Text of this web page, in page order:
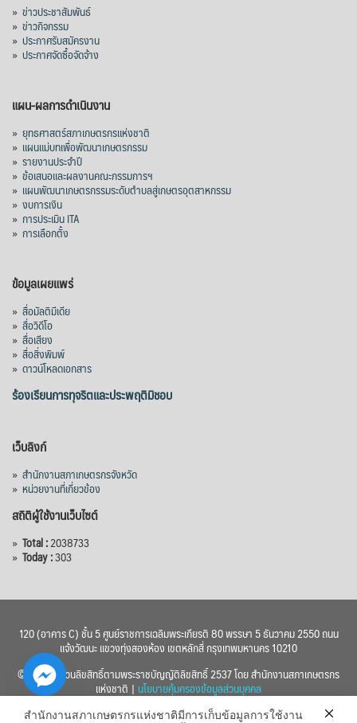
ส่งออกมันครึ่งปี 69 ปริมาณ 2.52 ล้านตัน
ลด 51.63% ยังดีที่ราคาขายดีกว่าปีก่อน
mgronline.com
View on Facebook
สภาเกษตรกรแห่งชาติ
3 days ago
คณะรัฐมนตรี อนุมัติโครงการอ่างเก็บน้ำ
คลองวังโตนด วงเงิน 7,200 ล้านบาท สะท้อน
ผลสำเร็จการผลักดันข้อเสนอเชิงนโยบายของ
เมื่อวันที่ 5 สิงหาคม 2569 คณะรัฐมนตรีมีมติ
อนุมัติโครงการอ่างเก็บน้ำคลองวังโตนด
จังหวัดจันทบุรี กรอบวงเงิน 7,200 ล้านบาท
กำหนดระยะเวลาดำเนินงาน 7 ปี (พ.ศ. 2570–
2576) โดยโครงการมีความจุ 99.50 ล้าน
ลูกบาศก์เมตร สามารถสนับสนุนพื้นที่
ชลประทานกว่า 87,700 ไร่ เพิ่ม
View on Facebook
» ข่าวประชาสัมพันธ์
» ข่าวกิจกรรม
» ประกาศรับสมัครงาน
» ประกาศจัดซื้อจัดจ้าง
แผน-ผลการดำเนินงาน
» ยุทธศาสตร์สภาเกษตรกรแห่งชาติ
» แผนแม่บทเพื่อพัฒนาเกษตรกรรม
» รายงานประจำปี
» ข้อเสนอและผลงานคณะกรรมการฯ
» แผนพัฒนาเกษตรกรรมระดับตำบลสู่เกษตรอุตสาหกรรม
» งบการเงิน
» การประเมิน ITA
» การเลือกตั้ง
ข้อมูลเผยแพร่
» สื่อมัลติมีเดีย
» สื่อวิดีโอ
» สื่อเสียง
» สื่อสิ่งพิมพ์
» ดาวน์โหลดเอกสาร
ร้องเรียนการทุจริตและประพฤติมิชอบ
เว็บลิงก์
» สำนักงานสภาเกษตรกรจังหวัด
» หน่วยงานที่เกี่ยวข้อง
สถิติผู้ใช้งานเว็บไซต์
» Total :2038733
» Today :303
120 (อาคาร C) ชั้น 5 ศูนย์ราชการเฉลิมพระเกียรติ 80 พรรษา 5 ธันวาคม 2550 ถนน
แจ้งวัฒนะ แขวงทุ่งสองห้อง เขตหลักสี่ กรุงเทพมหานคร 10210
© 2560 สงวนลิขสิทธิ์ตามพระราชบัญญัติลิขสิทธิ์ 2537 โดย สำนักงานสภาเกษตรกร
แห่งชาติ | นโยบายคุ้มครองข้อมูลส่วนบุคคล
สำนักงานสภาเกษตรกรแห่งชาติมีการเก็บข้อมูลการใช้งาน